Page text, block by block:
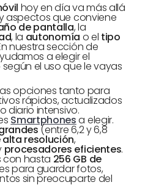
hoy en día va más allá
aspectos que conviene
de pantalla, la
, la autonomía o el tipo
nuestra sección de
a elegir el
el uso que le vayas
opciones tanto para
rápidos, actualizados
diario intensivo.
Smartphonesa elegir.
(entre 6,2 y 6,8
resolución,
procesadores eficientes.
con hasta 256 GB de
para guardar fotos,
sin preocuparte del